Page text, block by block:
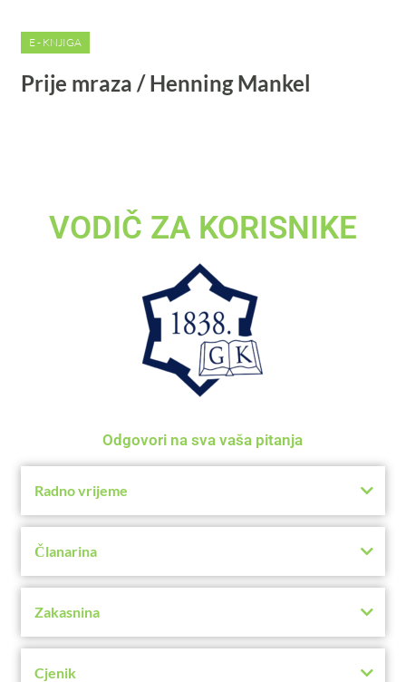
E - KNJIGA
Prije mraza / Henning Mankel
VODIČ ZA KORISNIKE
Odgovori na sva vaša pitanja
Radno vrijeme
Članarina
Zakasnina
Cjenik